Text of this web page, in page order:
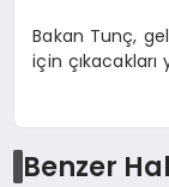
Bakan Tunç,
için
Benzer